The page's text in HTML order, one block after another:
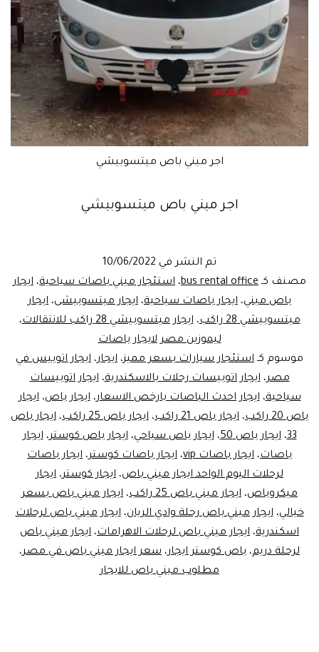
اجر ميني باص ميتسوبيشي
اجر ميني باص ميتسوبيشي
تم النشر في 10/06/2022
مصنف كـ bus rental office، استئجار ميني باصات سياحية، ايجار
باص ميني، ايجار باصات سياحية، ايجار ميتسوبيشى، ايجار
ميتسوبيشي 28 راكب
،ايجار ميتسوبيشي 28 راكب للانتقالات
،
ليموزين مصر لايجار باصات
موسوم كـ استئجار سيارات بسعر مميز، ايجار، ايجار اتوبيس في
مصر،ايجار اتوبيسات رحلات بالاسكندرية،ايجار اتوبيسات
سياحية،ايجار احدث الباصات بارخص الاسعار،ايجار باص،ايجار
باص 20 راكب
، ايجار باص 21 راكب ، ايجار باص 25 راكب ، ايجار باص
33،ايجار باص 50 ،ايجار باص سياحي،ايجار باص كوستر،ايجار
باصات، ايجار باصات vip ، ايجار باصات كوستر، ايجار باصات
لرحلات اليوم الواحد ايجار ميني باص، ايجار كوستر، ايجار
ميكروباص، ايجار ميني باص 25 راكب ، ايجار ميني باص بسعر
خيالي،ايجار ميني باص رحلة وادي الريان،ايجار ميني باص لرحلات
اسكندرية، ايجار ميني باص لرحلات الاهرامات، ايجار ميني باص
لرحلة دريم، باص كوستر ايجار، سعر ايجار ميني باص في مصر،
مطلوب ميني باص للايجار